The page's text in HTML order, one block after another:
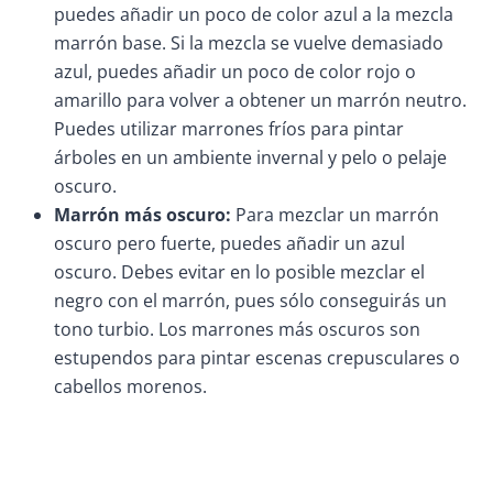
puedes añadir un poco de color azul a la mezcla
marrón base. Si la mezcla se vuelve demasiado
azul, puedes añadir un poco de color rojo o
amarillo para volver a obtener un marrón neutro.
Puedes utilizar marrones fríos para pintar
árboles en un ambiente invernal y pelo o pelaje
oscuro.
Marrón más oscuro: Para mezclar un marrón
oscuro pero fuerte, puedes añadir un azul
oscuro. Debes evitar en lo posible mezclar el
negro con el marrón, pues sólo conseguirás un
tono turbio. Los marrones más oscuros son
estupendos para pintar escenas crepusculares o
cabellos morenos.